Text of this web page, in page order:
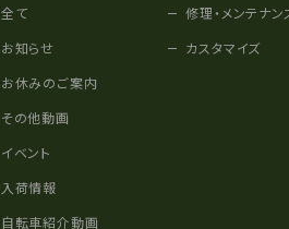
全て
お知らせ
お休みのご案内
その他動画
イベント
入荷情報
自転車紹介動画
修理・メンテナン
カスタマイズ